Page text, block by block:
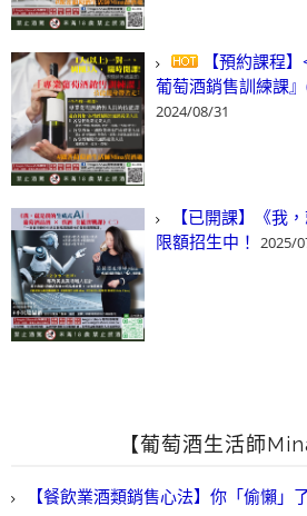
【預約課程
葡萄酒銷售訓練課
2024/08/31
【已開課】《我
限額招生中！ 2025/
【葡萄酒生活師
【餐飲業酒類銷售心法】你「偷懶」